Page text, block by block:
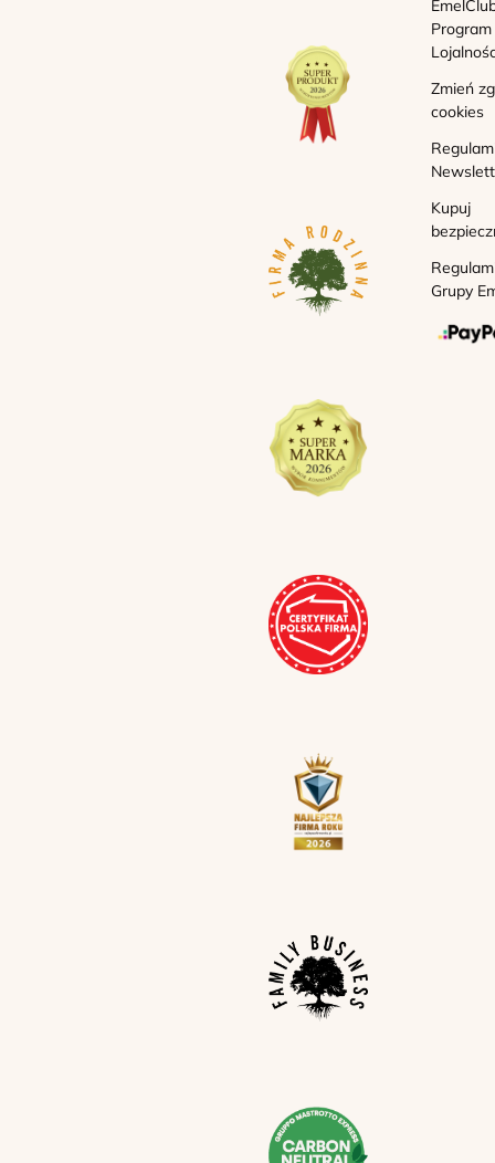
Program
Zmień
cookies
Kupuj
Grupy